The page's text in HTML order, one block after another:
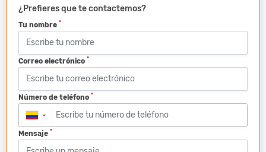
¿Prefieres que te contactemos?
Tu nombre *
Correo electrónico *
Número de teléfono *
▼
Mensaje *